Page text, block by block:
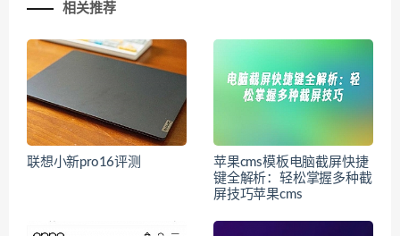
相关推荐
联想小新pro16评测
苹果cms模板电脑截屏快捷
键全解析：轻松掌握多种截
屏技巧苹果cms